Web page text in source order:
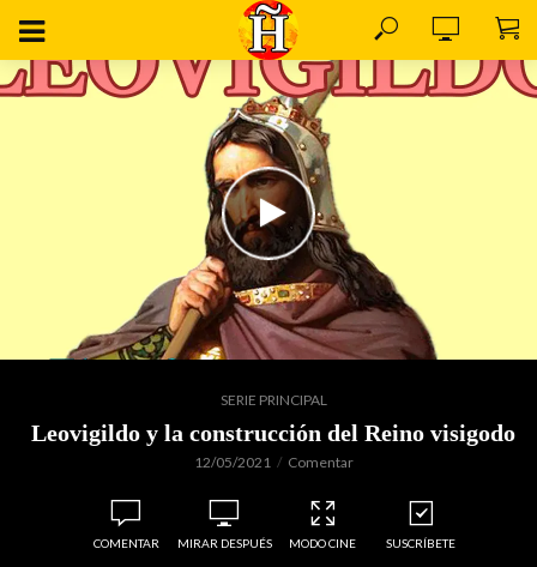
SERIE PRINCIPAL
Leovigildo y la construcción del Reino visigodo
12/05/2021 Comentar
COMENTAR MIRAR DESPUÉS MODO CINE SUSCRÍBETE